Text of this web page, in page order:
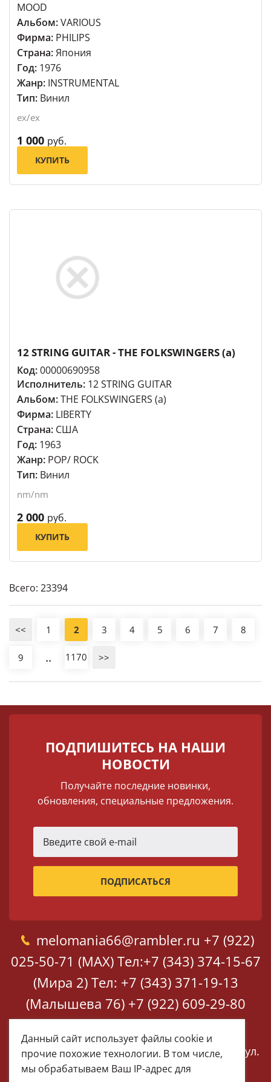
MOOD
Альбом:VARIOUS
Фирма: PHILIPS
Страна:Япония
Год: 1976
Жанр: INSTRUMENTAL
Тип: Винил
ex/ex
1 000 руб.
КУПИТЬ
12 STRING GUITAR - THE FOLKSWINGERS (a)
Код:00000690958
Исполнитель: 12 STRING GUITAR
Альбом:THE FOLKSWINGERS (a)
Фирма: LIBERTY
Страна: США
Год: 1963
Жанр: POP/ ROCK
Тип: Винил
nm/nm
2 000 руб.
КУПИТЬ
Всего: 23394
<< 1 2 3 4 5 6 7 8
9 .. 1170 >>
ПОДПИШИТЕСЬ НА НАШИ
НОВОСТИ
Получайте последние новинки,
обновления, специальные предложения.
melomania66@rambler.ru +7 (922)
025-50-71 (MAX) Тел:+7 (343) 374-15-67
(Мира 2) Тел: +7 (343) 371-19-13
(Малышева 76) +7 (922) 609-29-80
(MAX)
Екатеринбург, ул. Мира 2
Екатеринбург, ул.
Малышева 76
Данный сайт использует файлы cookie и
прочие похожие технологии. В том числе,
мы обрабатываем Ваш IP-адрес для